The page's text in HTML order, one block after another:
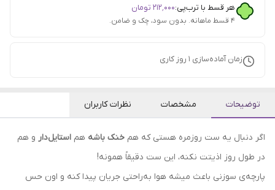
هر قسط با ترب‌پی:۲۱۲٬۰۰۰ تومان
۴ قسط ماهانه. بدون سود، چک و ضامن.
زمان آماده‌سازی 1 روز کاری
توضیحات مشخصات نظرات کاربران
اگر دنبال یه ست روزمره هستی که هم خنک باشه هم استایل‌دار و هم
در طول روز اذیتت نکنه، این ست دقیقاً همونه!
پارچه‌ی سوزنی باعث میشه هوا به‌راحتی جریان پیدا کنه و اون حس